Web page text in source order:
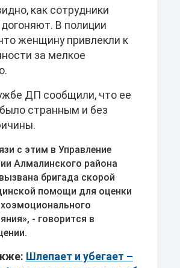
как сотрудники
В полиции
женщину привлекли к
за мелкое
ДП сообщили, что ее
странным и без
с этим в Управление
Алмалинского района
бригада скорой
помощи для оценки
- говорится в
Шлепает и убегает –